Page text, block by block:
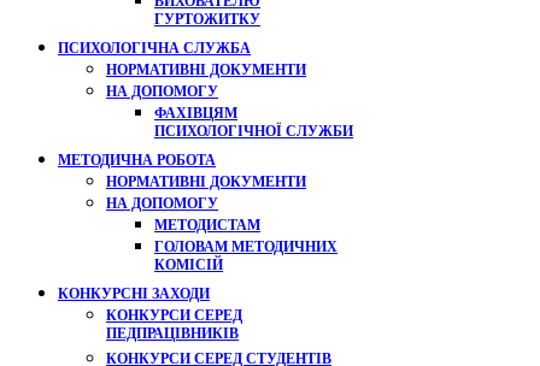
ГУРТОЖИТКУ
ПСИХОЛОГІЧНА СЛУЖБА
НОРМАТИВНІ ДОКУМЕНТИ
НА ДОПОМОГУ
ФАХІВЦЯМ
ПСИХОЛОГІЧНОЇ СЛУЖБИ
МЕТОДИЧНА РОБОТА
НОРМАТИВНІ ДОКУМЕНТИ
НА ДОПОМОГУ
МЕТОДИСТАМ
ГОЛОВАМ МЕТОДИЧНИХ
КОМІСІЙ
КОНКУРСНІ ЗАХОДИ
КОНКУРСИ СЕРЕД
ПЕДПРАЦІВНИКІВ
КОНКУРСИ СЕРЕД СТУДЕНТІВ